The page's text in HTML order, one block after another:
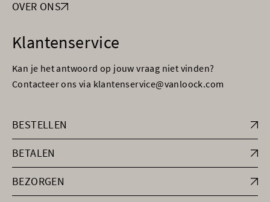
OVER ONS
Klantenservice
Kan je het antwoord op jouw vraag niet vinden?
Contacteer ons via klantenservice@vanloock.com
BESTELLEN
BETALEN
BEZORGEN